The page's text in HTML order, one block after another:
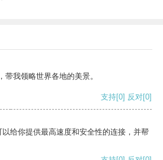
我领略世界各地的美景。
支持[0] 反对[0]
给你提供最高速度和安全性的连接，并帮